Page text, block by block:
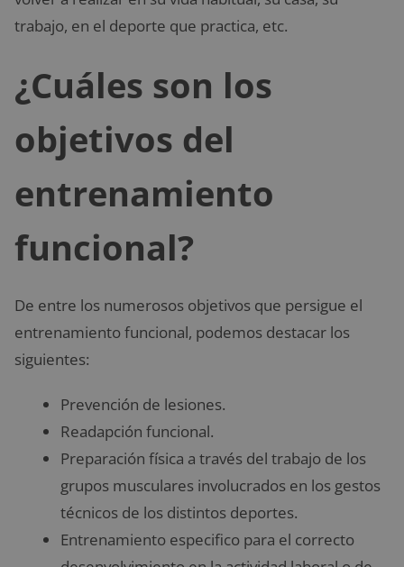
trabajo, en el deporte que practica, etc.
¿Cuáles son los
objetivos del
entrenamiento
funcional?
De entre los numerosos objetivos que persigue el
entrenamiento funcional, podemos destacar los
siguientes:
Prevención de lesiones.
Readapción funcional.
Preparación física a través del trabajo de los
grupos musculares involucrados en los gestos
técnicos de los distintos deportes.
Entrenamiento especifico para el correcto